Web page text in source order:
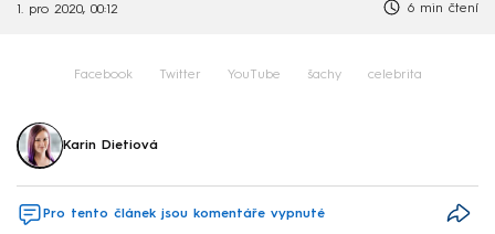
1. pro 2020, 00:12 6 min čtení
Facebook Twitter YouTube šachy celebrita
Karin Dietiová
Pro tento článek jsou komentáře vypnuté